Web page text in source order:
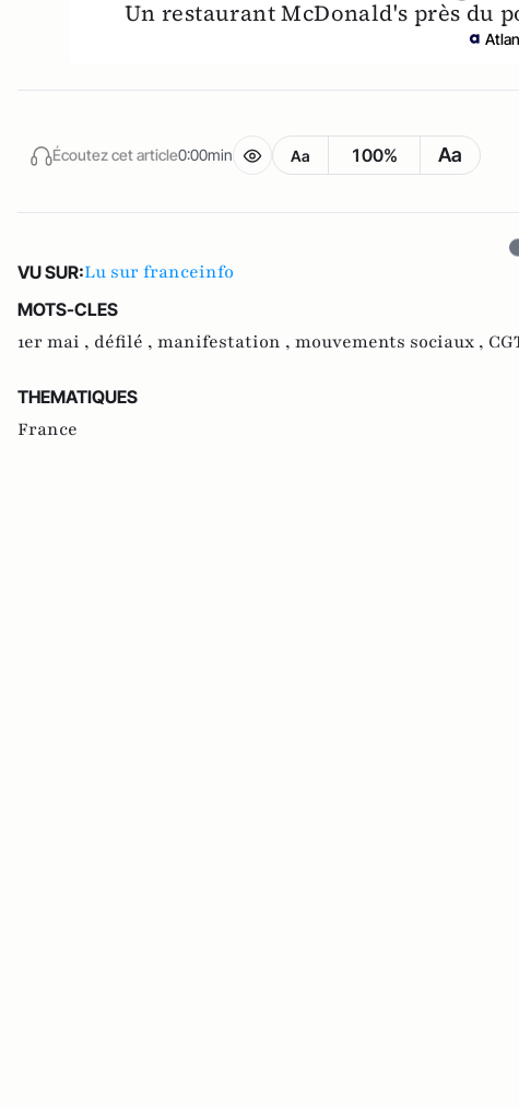
Un restaurant McDonald's près du
Écoutez cet article0:00min Aa 100% Aa
VU SUR:Lu sur franceinfo
MOTS-CLES
1er mai , défilé , manifestation , mouvements sociaux ,
THEMATIQUES
France